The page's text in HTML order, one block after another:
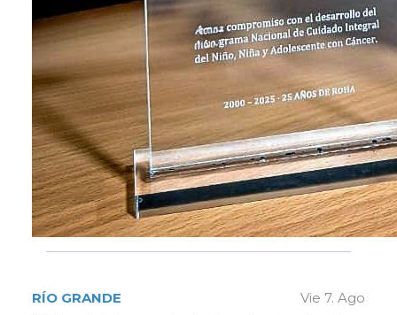
RÍO GRANDE Vie 7. Ago